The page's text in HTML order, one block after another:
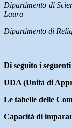
Dipartimento di
Laura
Dipartimento di
Di seguito i
UDA (Unità di
Le tabelle delle
Capacità di